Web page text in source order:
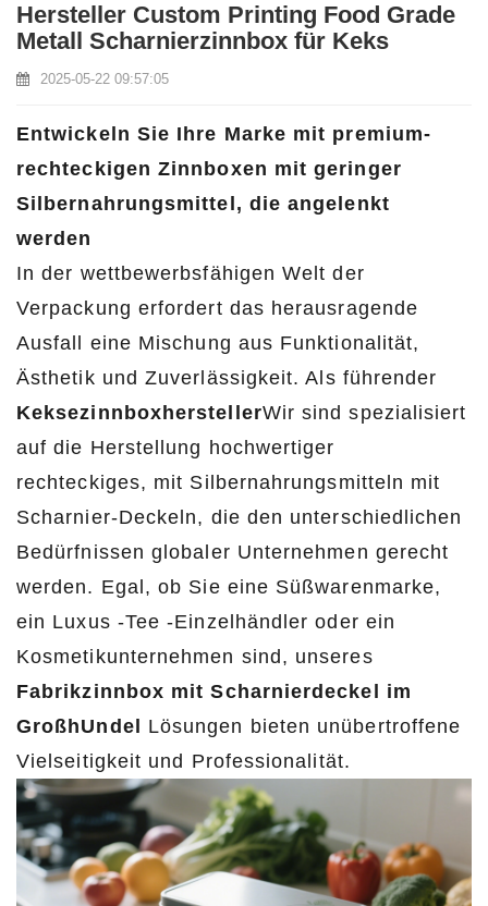
Hersteller Custom Printing Food Grade
Metall Scharnierzinnbox für Keks
2025-05-22 09:57:05
Entwickeln Sie Ihre Marke mit premium-
rechteckigen Zinnboxen mit geringer
Silbernahrungsmittel, die angelenkt
werden
In der wettbewerbsfähigen Welt der
Verpackung erfordert das herausragende
Ausfall eine Mischung aus Funktionalität,
Ästhetik und Zuverlässigkeit. Als führender
KeksezinnboxherstellerWir sind spezialisiert
auf die Herstellung hochwertiger
rechteckiges, mit Silbernahrungsmitteln mit
Scharnier-Deckeln, die den unterschiedlichen
Bedürfnissen globaler Unternehmen gerecht
werden. Egal, ob Sie eine Süßwarenmarke,
ein Luxus -Tee -Einzelhändler oder ein
Kosmetikunternehmen sind, unseres
Fabrikzinnbox mit Scharnierdeckel im
GroßhUndel
Lösungen bieten unübertroffene
Vielseitigkeit und Professionalität.